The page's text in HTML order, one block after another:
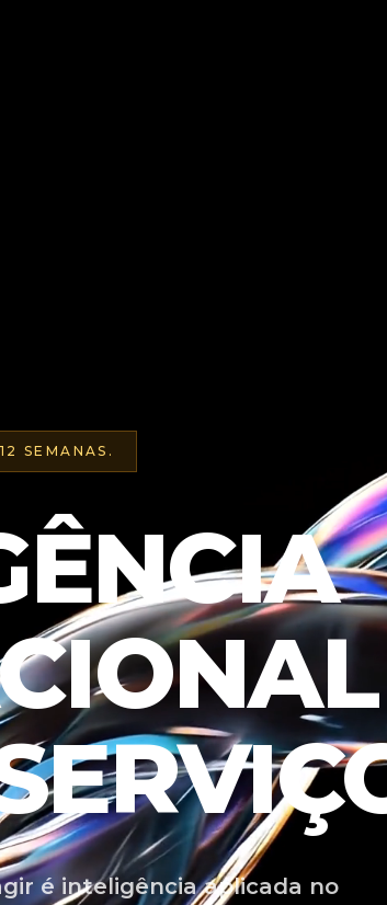
SEMANAS.
é inteligência aplicada no